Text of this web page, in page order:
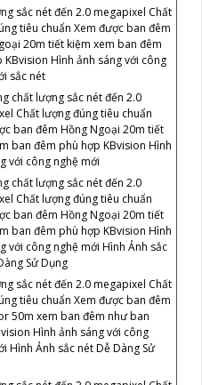
sắc nét đến 2.0 megapixel Chất
tiêu chuẩn Xem được ban đêm
20m tiết kiệm xem ban đêm
KBvision Hình ảnh sáng với công
sắc nét
chất lượng sắc nét đến 2.0
Chất lượng đúng tiêu chuẩn
ban đêm Hồng Ngoại 20m tiết
ban đêm phù hợp KBvision Hình
với công nghệ mới
chất lượng sắc nét đến 2.0
Chất lượng đúng tiêu chuẩn
ban đêm Hồng Ngoại 20m tiết
ban đêm phù hợp KBvision Hình
với công nghệ mới Hình Ảnh sắc
Sử Dụng
sắc nét đến 2.0 megapixel Chất
tiêu chuẩn Xem được ban đêm
50m xem ban đêm như ban
Hình ảnh sáng với công
Hình Ảnh sắc nét Dễ Dàng Sử